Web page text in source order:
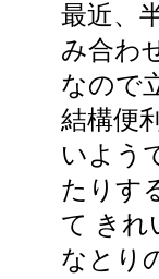
最近、
み合わ
なので
結構便
いよう
たりす
て きれ
なとり